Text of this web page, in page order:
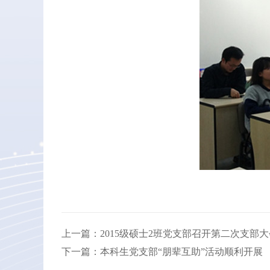
上一篇：2015级硕士2班党支部召开第二次支部
下一篇：本科生党支部“朋辈互助”活动顺利开展